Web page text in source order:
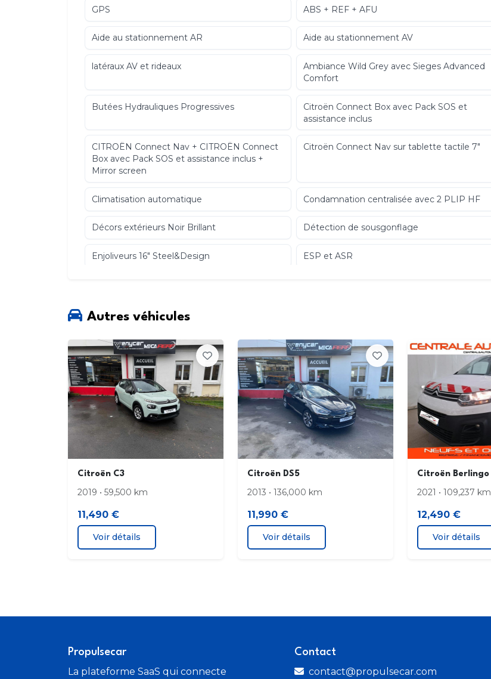
GPS ABS + REF + AFU
Aide au stationnement AR Aide au stationnement AV
latéraux AV et rideaux
Ambiance Wild Grey avec Sieges Advanced
Comfort
Butées Hydrauliques Progressives
Citroën Connect Box avec Pack SOS et
assistance inclus
CITROËN Connect Nav + CITROËN Connect
Box avec Pack SOS et assistance inclus +
Mirror screen
Citroën Connect Nav sur tablette tactile 7"
Climatisation automatique Condamnation centralisée avec 2 PLIP HF
Décors extérieurs Noir Brillant Détection de sousgonflage
Enjoliveurs 16" Steel&Design ESP et ASR
Jantes Steel & Design 16"
Kit mains libres Bluetooth et prise USB Lèvevitres AV électriques et séquentiels
Pack Color Glossy Black Pack Visibilité
Projecteurs antibrouillard avec éclairage
statique d'intersection
Régulateurlimiteur de vitesse
Rétroviseurs extérieurs électriques et
dégivrants
Roue de secours galette
Siège conducteur réglable en hauteur
Suspensions avec Butées Hydrauliques
Système de spatialisation du son Système Stop & Start
Autres véhicules
Citroën C3
2019 • 59,500 km
11,490 €
Voir détails
Citroën DS5
2013 • 136,000 km
11,990 €
Voir détails
Citroën Berlingo
2021 • 109,237 km
12,490 €
Voir détails
Propulsecar
La plateforme SaaS qui connecte
Contact
contact@propulsecar.com